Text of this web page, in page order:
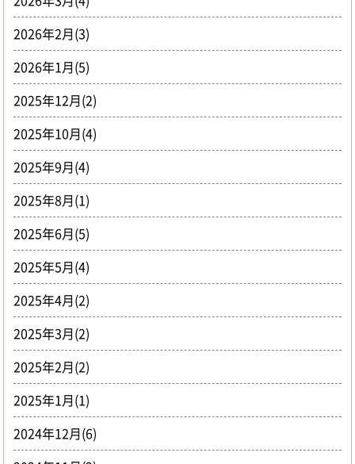
2026年2月(3)
2026年1月(5)
2025年12月(2)
2025年10月(4)
2025年9月(4)
2025年8月(1)
2025年6月(5)
2025年5月(4)
2025年4月(2)
2025年3月(2)
2025年2月(2)
2025年1月(1)
2024年12月(6)